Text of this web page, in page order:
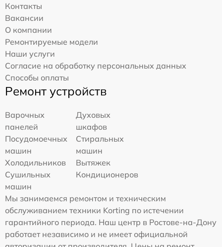
Контакты
Вакансии
О компании
Ремонтируемые модели
Наши услуги
Согласие на обработку персональных данных
Способы оплаты
Ремонт устройств
Варочных
панелей
Духовых
шкафов
Посудомоечных
машин
Стиральных
машин
Холодильников
Вытяжек
Сушильных
машин
Кондиционеров
Мы занимаемся ремонтом и техническим
обслуживанием техники Korting по истечении
гарантийного периода. Наш центр в Ростове-на-Дону
работает независимо и не имеет официальной